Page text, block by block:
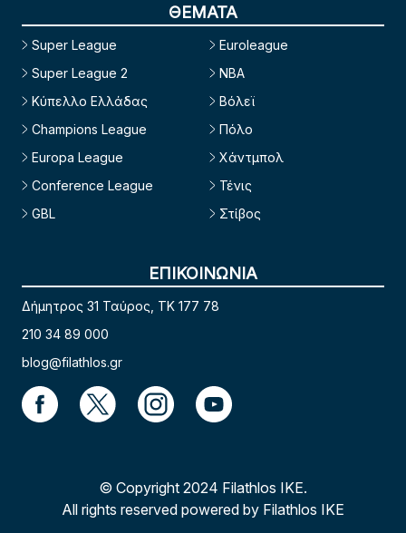
ΘΕΜΑΤΑ
Super League
Super League 2
Κύπελλο Ελλάδας
Champions League
Europa League
Conference League
GBL
Euroleague
NBA
Βόλεϊ
Πόλο
Χάντμπολ
Τένις
Στίβος
ΕΠΙΚΟΙΝΩΝΙΑ
Δήμητρος 31 Ταύρος, TK 177 78
210 34 89 000
blog@filathlos.gr
© Copyright 2024 Filathlos ΙΚΕ.
All rights reserved powered by Filathlos ΙΚΕ